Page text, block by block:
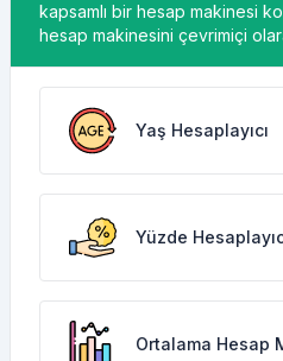
kapsamlı bir hesap makinesi
hesap makinesini çevrimiçi
Yaş Hesaplayıcı
Yüzde
Ortalama Hesap